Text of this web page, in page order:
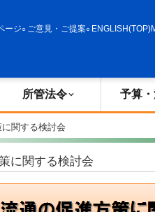
ージ ご意見・ご提案 ENGLISH(TOP)
所管法令 予算
関する検討会
に関する検討会